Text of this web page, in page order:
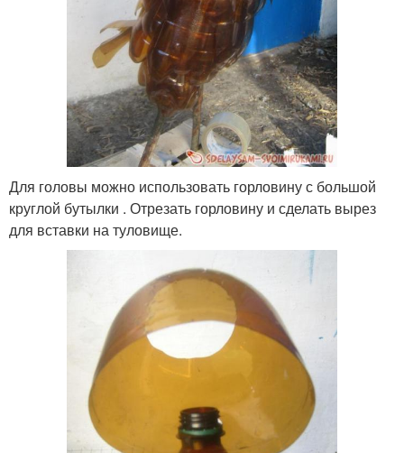
Для головы можно использовать горловину с большой
круглой бутылки . Отрезать горловину и сделать вырез
для вставки на туловище.